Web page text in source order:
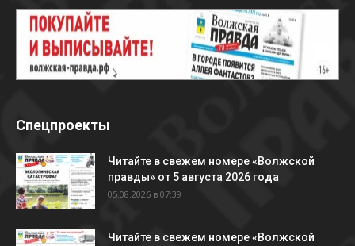
Спецпроекты
Читайте в свежем номере «Волжской
правды» от 5 августа 2026 года
05.08.2026 в 07:39
Читайте в свежем номере «Волжской